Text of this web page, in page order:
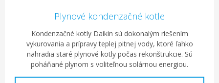
Plynové kondenzačné kotle
Kondenzačné kotly Daikin sú dokonalým riešením
vykurovania a prípravy teplej pitnej vody, ktoré ľahko
nahradia staré plynové kotly počas rekonštrukcie. Sú
poháňané plynom s voliteľnou solárnou energiou.